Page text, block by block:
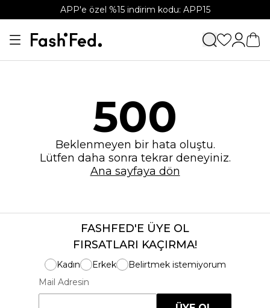
APP'e özel %15 indirim kodu: APP15
500
Beklenmeyen bir hata oluştu.
Lütfen daha sonra tekrar deneyiniz.
Ana sayfaya dön
FASHFED'E ÜYE OL
FIRSATLARI KAÇIRMA!
Kadın Erkek
Belirtmek istemiyorum
Mail Adresin